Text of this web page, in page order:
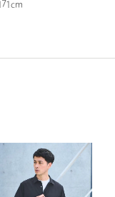
返品等について
171cm